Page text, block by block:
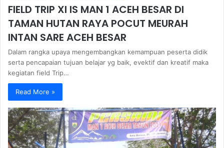
FIELD TRIP XI IS MAN 1 ACEH BESAR DI
TAMAN HUTAN RAYA POCUT MEURAH
INTAN SARE ACEH BESAR
Dalam rangka upaya mengembangkan kemampuan peserta didik
serta pencapaian tujuan belajar yg baik, evektif dan kreatif maka
kegiatan field Trip…
Read More »